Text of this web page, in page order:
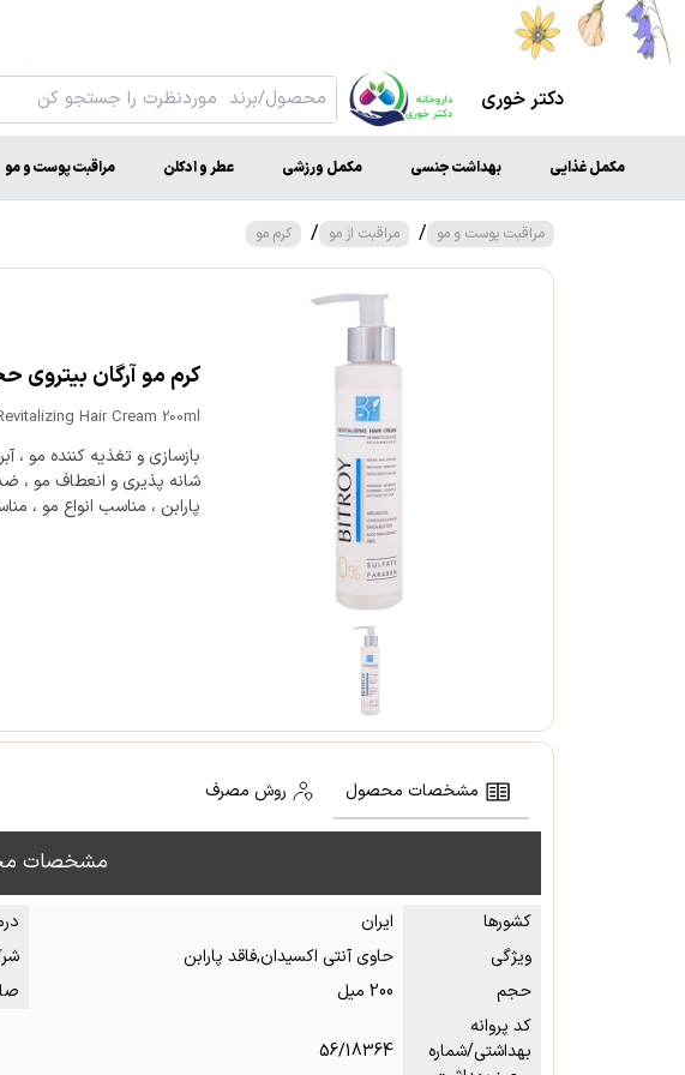
دکتر خوری
مکمل غذایی بهداشت جنسی مکمل ورزشی عطر و ادکلن مراقبت پوست و مو
مراقبت پوست و مو / مراقبت از مو / کرم مو
کرم مو آرگان بیتروی حجم
Hair Cream 200ml
بازسازی و تغذیه کننده مو ،
شانه پذیری و انعطاف مو ،
پارابن ، مناسب انواع مو ،
مشخصات محصول روش مصرف
مشخصات
کشور‌ها ایران
ویژگی
حاوی آنتی اکسیدان,فاقد پارابن
حجم
200 میل
کد پروانه
بهداشتی/شماره
56/18364